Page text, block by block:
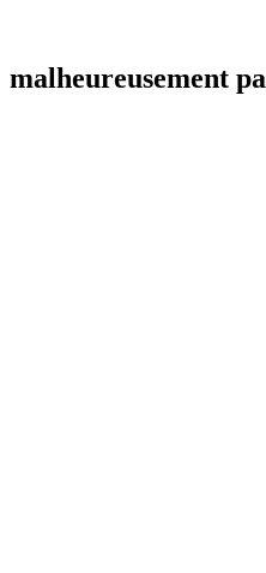
malheureusement